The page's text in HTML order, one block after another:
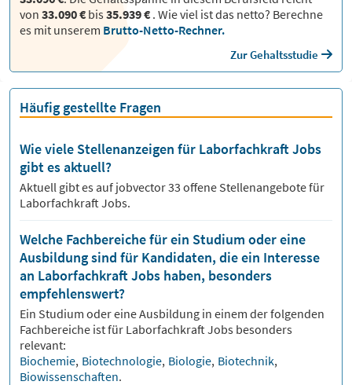
von 33.090 € bis35.939 € . Wie viel ist das netto? Berechne
es mit unserem Brutto-Netto-Rechner.
Zur Gehaltsstudie
Häufig gestellte Fragen
Wie viele Stellenanzeigen für Laborfachkraft Jobs
gibt es aktuell?
Aktuell gibt es auf jobvector33 offene Stellenangebote für
Laborfachkraft Jobs.
Welche Fachbereiche für ein Studium oder eine
Ausbildung sind für Kandidaten, die ein Interesse
an Laborfachkraft Jobs haben, besonders
empfehlenswert?
Ein Studium oder eine Ausbildung in einem der folgenden
Fachbereiche ist für Laborfachkraft Jobs besonders
relevant:
Biochemie, Biotechnologie, Biologie, Biotechnik,
Biowissenschaften.